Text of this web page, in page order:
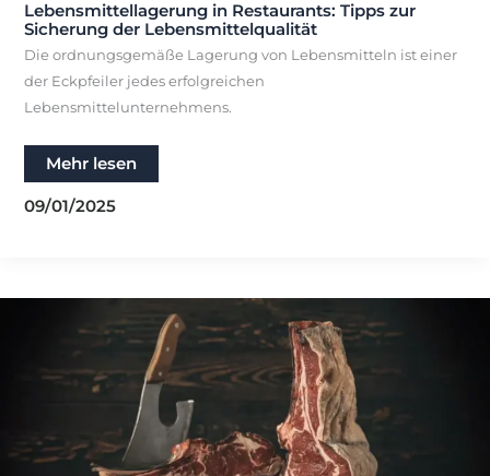
Lebensmittellagerung in Restaurants: Tipps zur
Sicherung der Lebensmittelqualität
Die ordnungsgemäße Lagerung von Lebensmitteln ist einer
der Eckpfeiler jedes erfolgreichen
Lebensmittelunternehmens.
Lebensmittellagerung
in
Restaurants:
Tipps
Mehr lesen
09/01/2025